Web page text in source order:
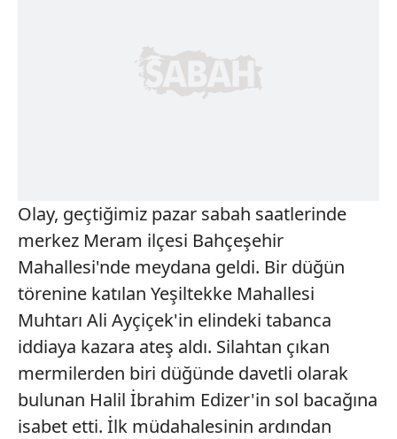
Olay, geçtiğimiz pazar sabah saatlerinde
merkez Meram ilçesi Bahçeşehir
Mahallesi'nde meydana geldi. Bir düğün
törenine katılan Yeşiltekke Mahallesi
Muhtarı Ali Ayçiçek'in elindeki tabanca
iddiaya kazara ateş aldı. Silahtan çıkan
mermilerden biri düğünde davetli olarak
bulunan Halil İbrahim Edizer'in sol bacağına
isabet etti. İlk müdahalesinin ardından